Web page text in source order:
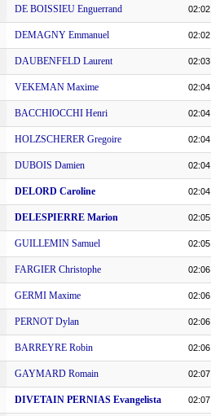
DE BOISSIEU Enguerrand
DEMAGNY Emmanuel
DAUBENFELD Laurent
VEKEMAN Maxime
BACCHIOCCHI Henri
HOLZSCHERER Gregoire
DUBOIS Damien
DELORD Caroline
DELESPIERRE Marion
GUILLEMIN Samuel
FARGIER Christophe
GERMI Maxime
PERNOT Dylan
BARREYRE Robin
GAYMARD Romain
DIVETAIN PERNIAS Evangelista